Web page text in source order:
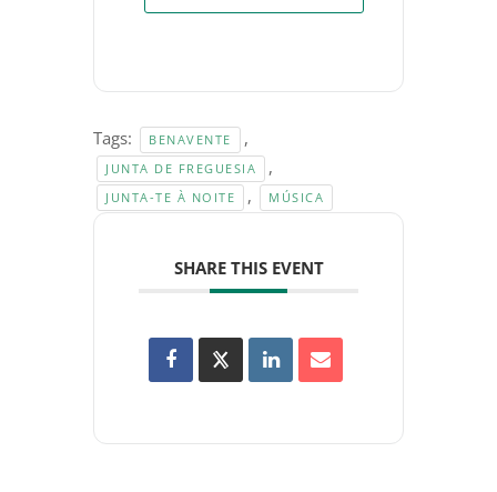
Tags: BENAVENTE ,
JUNTA DE FREGUESIA ,
JUNTA-TE À NOITE , MÚSICA
SHARE THIS EVENT